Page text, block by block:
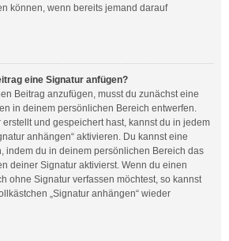
können, wenn bereits jemand darauf
eine Signatur anfügen?
Beitrag anzufügen, musst du zunächst eine
in deinem persönlichen Bereich entwerfen.
und gespeichert hast, kannst du in jedem
anhängen“ aktivieren. Du kannst eine
indem du in deinem persönlichen Bereich das
deiner Signatur aktivierst. Wenn du einen
ohne Signatur verfassen möchtest, so kannst
„Signatur anhängen“ wieder